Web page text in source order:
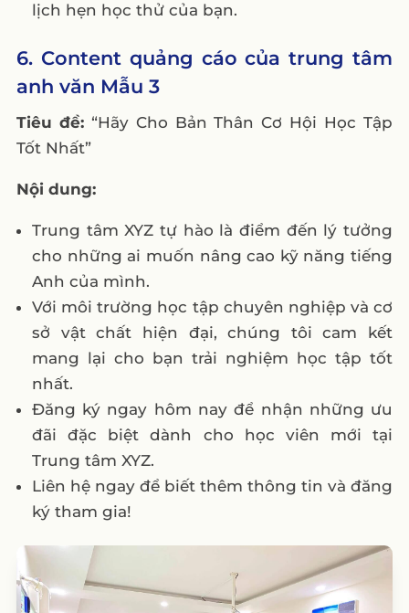
lịch hẹn học thử của bạn.
6. Content quảng cáo của trung tâm
anh văn Mẫu 3
Tiêu đề:“Hãy Cho Bản Thân Cơ Hội Học Tập
Tốt Nhất”
Nội dung:
Trung tâm XYZ tự hào là điểm đến lý tưởng
cho những ai muốn nâng cao kỹ năng tiếng
Anh của mình.
Với môi trường học tập chuyên nghiệp và cơ
sở vật chất hiện đại, chúng tôi cam kết
mang lại cho bạn trải nghiệm học tập tốt
nhất.
Đăng ký ngay hôm nay để nhận những ưu
đãi đặc biệt dành cho học viên mới tại
Trung tâm XYZ.
Liên hệ ngay để biết thêm thông tin và đăng
ký tham gia!